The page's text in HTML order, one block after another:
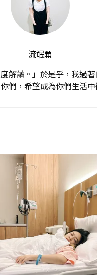
流氓顆
解讀。」於是乎，我過
們，希望成為你們生活中